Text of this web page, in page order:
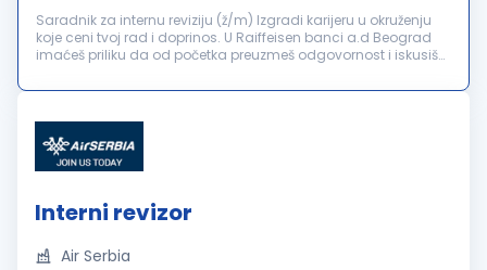
Saradnik za internu reviziju (ž/m) Izgradi karijeru u okruženju
koje ceni tvoj rad i doprinos. U Raiffeisen banci a.d Beograd
imaćeš priliku da od početka preuzmeš odgovornost i iskusiš
Interni revizor
Air Serbia